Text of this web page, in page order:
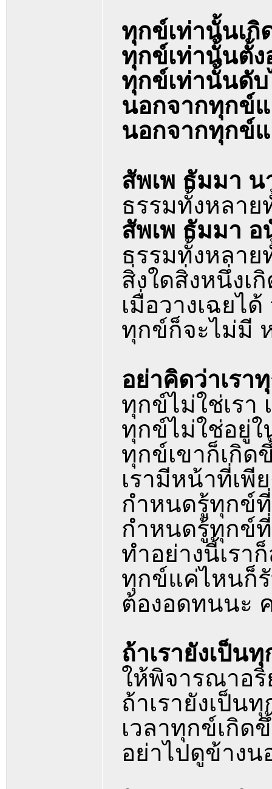
ทุกข์เท่านั้นเกิ
ทุกข์เท่านั้นตั้ง
ทุกข์เท่านั้นดับ
นอกจากทุกข์แ
นอกจากทุกข์
สัพเพ ธัมมา น
ธรรมทั้งหลา
สัพเพ ธัมมา อ
ธรรมทั้งหลาย
สิ่งใดสิ่งหนึ่งเ
เมื่อวางเฉยไ
ทุกข์ก็จะไม่มี
อย่าคิดว่าเรา
ทุกข์ไม่ใช่เรา
ทุกข์ไม่ใช่อยู่ใ
ทุกข์เขาก็เกิด
เรามีหน้าที่เพี
กำหนดรู้ทุกข์
กำหนดรู้ทุกข์
ทำอย่างนี้เรา
ทุกข์แค่ไหนก็
ต้องอดทนนะ
ถ้าเรายังเป็น
ให้พิจารณาอริ
ถ้าเรายังเป็น
เวลาทุกข์เกิด
อย่าไปดูข้าง